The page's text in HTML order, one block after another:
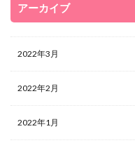
アーカイブ
2022年3月
2022年2月
2022年1月